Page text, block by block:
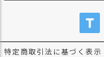
特定商取引法に基づく表示